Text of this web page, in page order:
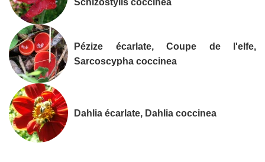
Pézize écarlate, Coupe de l'elfe,
Sarcoscypha coccinea
Dahlia écarlate, Dahlia coccinea